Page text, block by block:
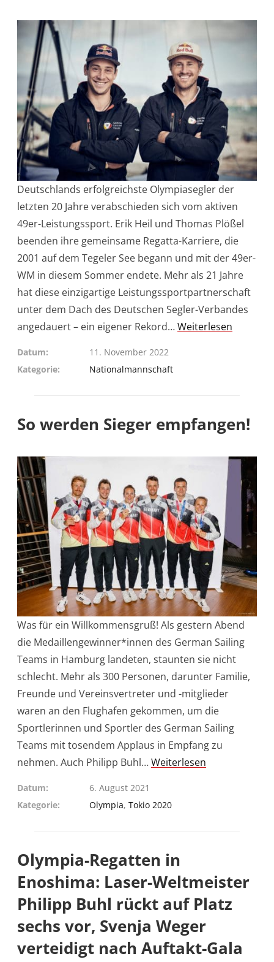
Deutschlands erfolgreichste Olympiasegler der
letzten 20 Jahre verabschieden sich vom aktiven
49er-Leistungssport. Erik Heil und Thomas Plößel
beenden ihre gemeinsame Regatta-Karriere, die
2001 auf dem Tegeler See begann und mit der 49er-
WM in diesem Sommer endete. Mehr als 21 Jahre
hat diese einzigartige Leistungssportpartnerschaft
unter dem Dach des Deutschen Segler-Verbandes
angedauert – ein eigener Rekord…Weiterlesen
Datum
11. November 2022
Kategorie
Nationalmannschaft
So werden Sieger empfangen!
Was für ein Willkommensgruß! Als gestern Abend
die Medaillengewinner*innen des German Sailing
Teams in Hamburg landeten, staunten sie nicht
schlecht. Mehr als 300 Personen, darunter Familie,
Freunde und Vereinsvertreter und -mitglieder
waren an den Flughafen gekommen, um die
Sportlerinnen und Sportler des German Sailing
Teams mit tosendem Applaus in Empfang zu
nehmen. Auch Philipp Buhl…Weiterlesen
Datum
6. August 2021
Kategorie
Olympia, Tokio 2020
Olympia-Regatten in
Enoshima: Laser-Weltmeister
Philipp Buhl rückt auf Platz
sechs vor, Svenja Weger
verteidigt nach Auftakt-Gala